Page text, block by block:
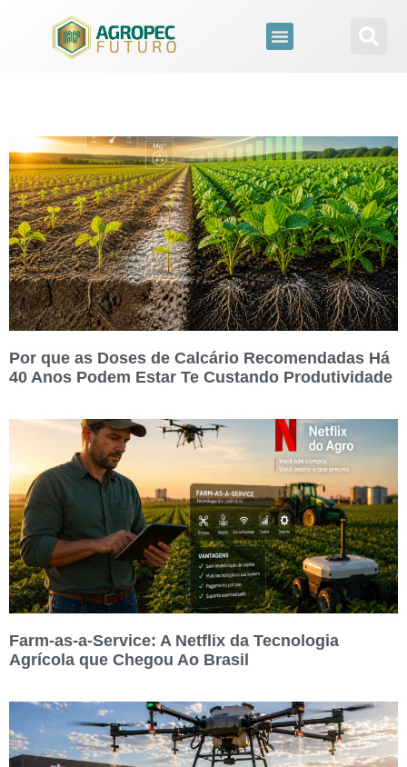
Por que as Doses de Calcário Recomendadas Há
40 Anos Podem Estar Te Custando Produtividade
Farm-as-a-Service: A Netflix da Tecnologia
Agrícola que Chegou Ao Brasil